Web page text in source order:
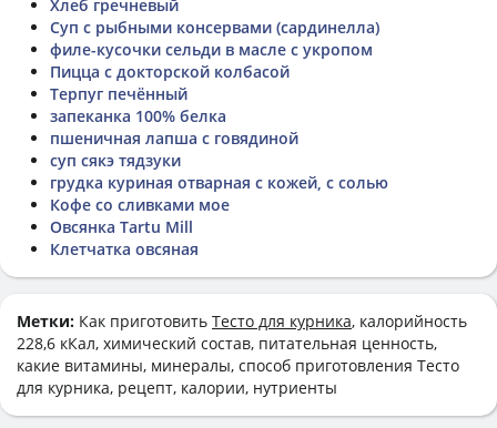
Хлеб гречневый
Суп с рыбными консервами (сардинелла)
филе-кусочки сельди в масле с укропом
Пицца с докторской колбасой
Терпуг печённый
запеканка 100% белка
пшеничная лапша с говядиной
суп сякэ тядзуки
грудка куриная отварная с кожей, с солью
Кофе со сливками мое
Овсянка Tartu Mill
Клетчатка овсяная
Метки: Как приготовить Тесто для курника, калорийность
228,6 кКал, химический состав, питательная ценность,
какие витамины, минералы, способ приготовления Тесто
для курника, рецепт, калории, нутриенты